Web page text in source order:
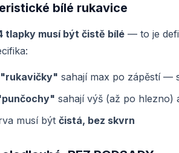
bílé rukavice
tlapky musí být čistě bílé — to je
"rukavičky" sahají max po zápěstí —
sahají výš (až po hlezno)
musí být čistá, bez skvrn